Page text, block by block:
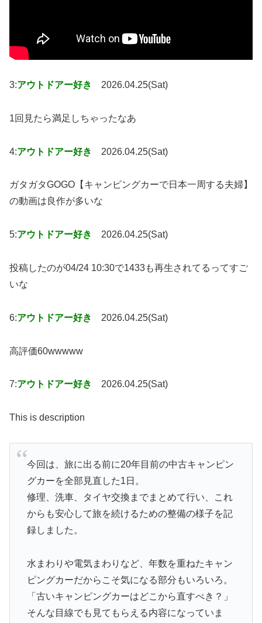
3:アウトドアー好き 2026.04.25(Sat)
1回見たら満足しちゃったなあ
4:アウトドアー好き 2026.04.25(Sat)
ガタガタGOGO【キャンピングカーで日本一周する夫婦】
の動画は良作が多いな
5:アウトドアー好き 2026.04.25(Sat)
投稿したのが04/24 10:30で1433も再生されてるってすご
いな
6:アウトドアー好き 2026.04.25(Sat)
高評価60wwwww
7:アウトドアー好き 2026.04.25(Sat)
This is description
今回は、旅に出る前に20年目前の中古キャンピン
グカーを全部見直した1日。
修理、洗車、タイヤ交換までまとめて行い、これ
からも安心して旅を続けるための整備の様子を記
録しました。
水まわりや電気まわりなど、年数を重ねたキャン
ピングカーだからこそ気になる部分もいろいろ。
「古いキャンピングカーはどこから直すべき？」
そんな目線でも見てもらえる内容になっていま